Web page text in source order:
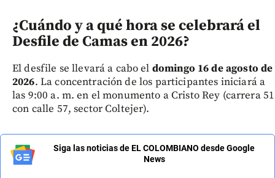
¿Cuándo y a qué hora se celebrará el
Desfile de Camas en 2026?
El desfile se llevará a cabo el domingo 16 de agosto de
2026. La concentración de los participantes iniciará a
las 9:00 a. m. en el monumento a Cristo Rey (carrera 51
con calle 57, sector Coltejer).
Siga las noticias de EL COLOMBIANO desde Google
News